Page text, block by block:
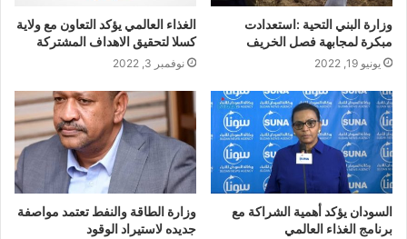
وزارة البني التحية :استعدادت
مبكرة لمجابهة فصل الخريف
يونيو 19, 2022
الغذاء العالمي يؤكد التعاون مع ولاية
كسلا لتحقيق الاهداف المشتركة
نوفمبر 3, 2022
السودان يؤكد أهمية الشراكة مع
برنامج الغذاء العالمي
وزارة الطاقة والنفط تعتمد مواصفة
جديده لاستيراد الوقود